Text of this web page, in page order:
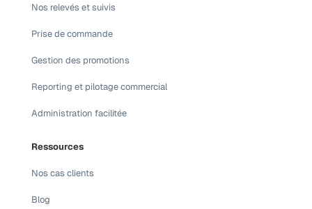
Nos relevés et suivis
Prise de commande
Gestion des promotions
Reporting et pilotage commercial
Administration facilitée
Nos cas clients
Blog
Ressources